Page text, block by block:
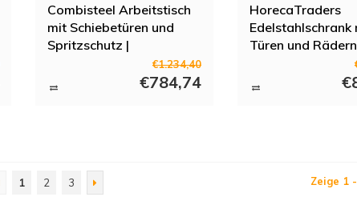
Combisteel Arbeitstisch
mit Schiebetüren und
Spritzschutz |
160x70x(H)85cm€1.234,40
€784,74
HorecaTraders
Edelstahlschrank
Türen und Rädern
1 2 3 Zeige 1